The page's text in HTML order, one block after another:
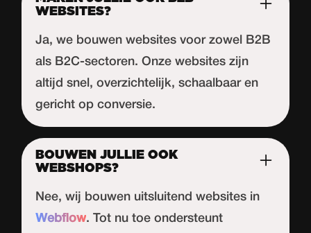
WEBSITES?
Ja, we bouwen websites voor zowel B2B
als B2C-sectoren. Onze websites zijn
altijd snel, overzichtelijk, schaalbaar en
gericht op conversie.
BOUWEN JULLIE OOK
WEBSHOPS?
Nee, wij bouwen uitsluitend websites in
Webflow. Tot nu toe ondersteunt